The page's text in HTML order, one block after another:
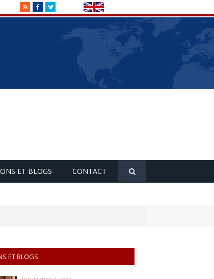
RSSFacebookTwitter
ET BLOGS CONTACT
ET BLOGS